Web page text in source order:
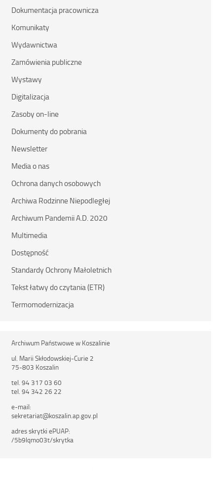
Dokumentacja pracownicza
Komunikaty
Wydawnictwa
Zamówienia publiczne
Wystawy
Digitalizacja
Zasoby on-line
Dokumenty do pobrania
Newsletter
Media o nas
Ochrona danych osobowych
Archiwa Rodzinne Niepodległej
Archiwum Pandemii A.D. 2020
Multimedia
Dostępność
Standardy Ochrony Małoletnich
Tekst łatwy do czytania (ETR)
Termomodernizacja
Archiwum Państwowe w Koszalinie
ul. Marii Skłodowskiej-Curie 2
75-803 Koszalin
tel. 94 317 03 60
tel. 94 342 26 22
e-mail:
sekretariat@koszalin.ap.gov.pl
adres skrytki ePUAP:
/5b9lqmo03t/skrytka